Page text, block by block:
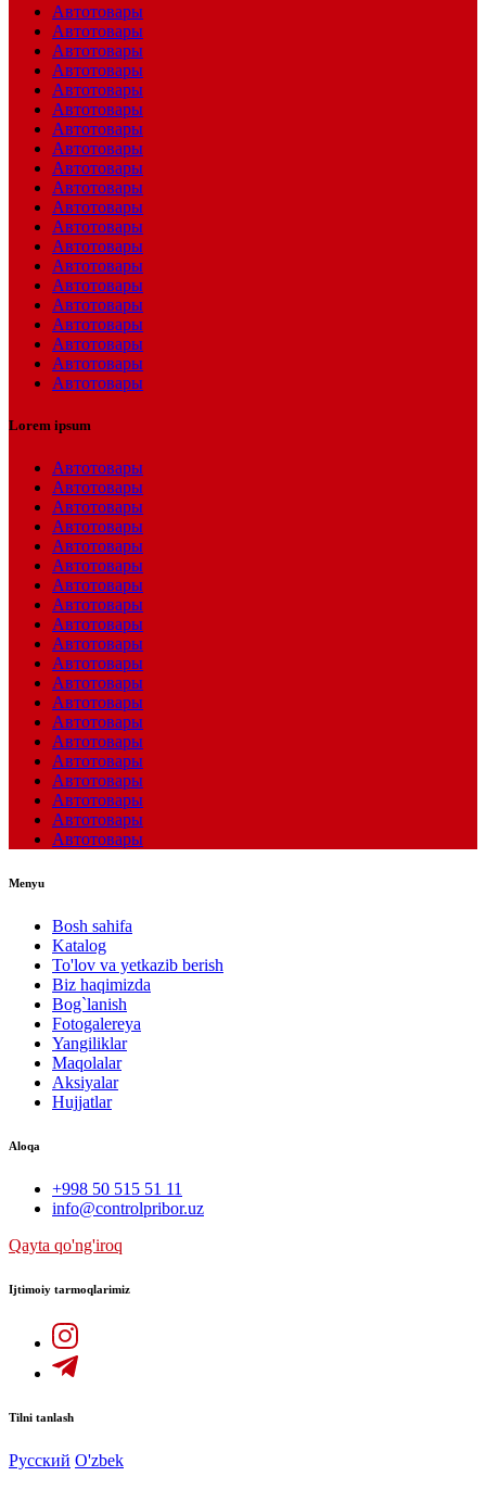
Автотовары
Автотовары
Автотовары
Автотовары
Автотовары
Автотовары
Автотовары
Автотовары
Автотовары
Автотовары
Автотовары
Автотовары
Автотовары
Автотовары
Автотовары
Автотовары
Автотовары
Автотовары
Автотовары
Автотовары
Lorem ipsum
Автотовары
Автотовары
Автотовары
Автотовары
Автотовары
Автотовары
Автотовары
Автотовары
Автотовары
Автотовары
Автотовары
Автотовары
Автотовары
Автотовары
Автотовары
Автотовары
Автотовары
Автотовары
Автотовары
Автотовары
Menyu
Bosh sahifa
Katalog
To'lov va yetkazib berish
Biz haqimizda
Bog`lanish
Fotogalereya
Yangiliklar
Maqolalar
Aksiyalar
Hujjatlar
Aloqa
+998 50 515 51 11
info@controlpribor.uz
Qayta qo'ng'iroq
Ijtimoiy tarmoqlarimiz
Tilni tanlash
Русский O'zbek